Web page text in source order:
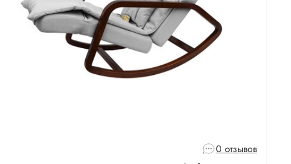
0 отзывов